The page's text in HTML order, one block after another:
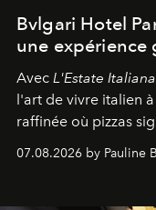
Bvlgari Hotel
une
Avec L'Estate Italiana
l'art de vivre italien
raffinée où pizzas
d'exception
07.08.2026 by Pauline